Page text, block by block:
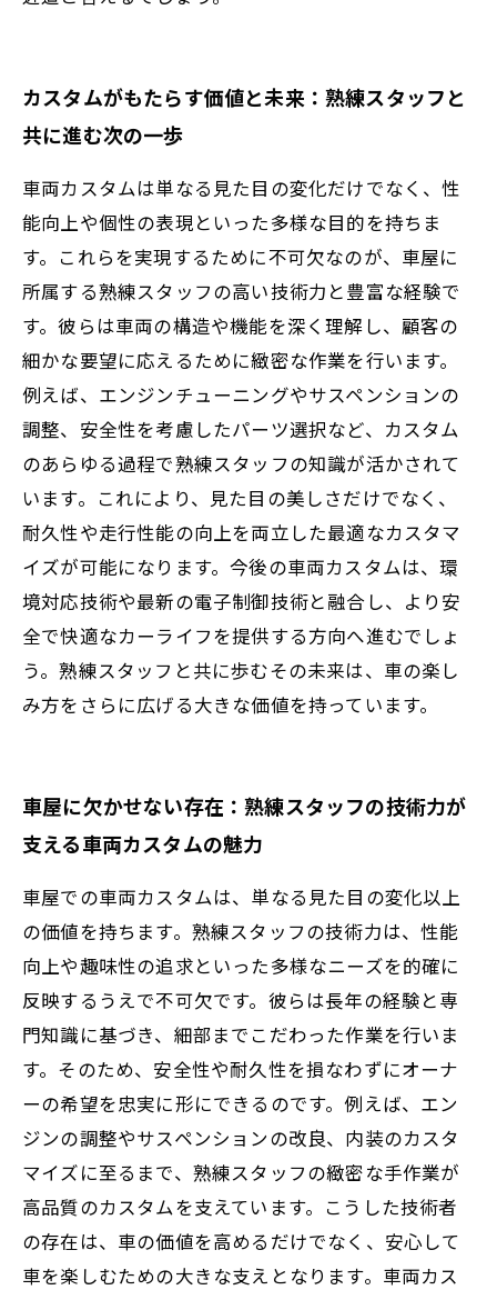
カスタムがもたらす価値と未来：熟練スタッフと
共に進む次の一歩
車両カスタムは単なる見た目の変化だけでなく、性
能向上や個性の表現といった多様な目的を持ちま
す。これらを実現するために不可欠なのが、車屋に
所属する熟練スタッフの高い技術力と豊富な経験で
す。彼らは車両の構造や機能を深く理解し、顧客の
細かな要望に応えるために緻密な作業を行います。
例えば、エンジンチューニングやサスペンションの
調整、安全性を考慮したパーツ選択など、カスタム
のあらゆる過程で熟練スタッフの知識が活かされて
います。これにより、見た目の美しさだけでなく、
耐久性や走行性能の向上を両立した最適なカスタマ
イズが可能になります。今後の車両カスタムは、環
境対応技術や最新の電子制御技術と融合し、より安
全で快適なカーライフを提供する方向へ進むでしょ
う。熟練スタッフと共に歩むその未来は、車の楽し
み方をさらに広げる大きな価値を持っています。
車屋に欠かせない存在：熟練スタッフの技術力が
支える車両カスタムの魅力
車屋での車両カスタムは、単なる見た目の変化以上
の価値を持ちます。熟練スタッフの技術力は、性能
向上や趣味性の追求といった多様なニーズを的確に
反映するうえで不可欠です。彼らは長年の経験と専
門知識に基づき、細部までこだわった作業を行いま
す。そのため、安全性や耐久性を損なわずにオーナ
ーの希望を忠実に形にできるのです。例えば、エン
ジンの調整やサスペンションの改良、内装のカスタ
マイズに至るまで、熟練スタッフの緻密な手作業が
高品質のカスタムを支えています。こうした技術者
の存在は、車の価値を高めるだけでなく、安心して
車を楽しむための大きな支えとなります。車両カス